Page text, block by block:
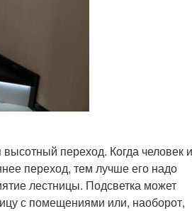
переход. Когда человек
переход, тем лучше его надо
лестницы. Подсветка может
с помещениями или, наоборот,